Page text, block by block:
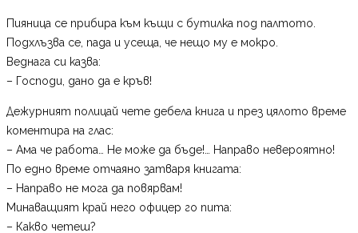
Пияница се прибира към къщи с бутилка под палтото.
Подхлъзва се, пада и усеща, че нещо му е мокро.
Веднага си казва:
– Господи, дано да е кръв!
Дежурният полицай чете дебела книга и през цялото време
коментира на глас:
– Ама че работа… Не може да бъде!… Направо невероятно!
По едно време отчаяно затваря книгата:
– Направо не мога да повярвам!
Минаващият край него офицер го пита:
– Какво четеш?